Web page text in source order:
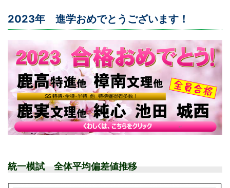
2023年 進学おめでとうございます！
統一模試 全体平均偏差値推移